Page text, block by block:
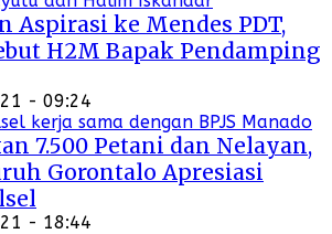
Aspirasi ke Mendes PDT,
H2M Bapak Pendamping
- 09:24
7.500 Petani dan Nelayan,
Gorontalo Apresiasi
- 18:44